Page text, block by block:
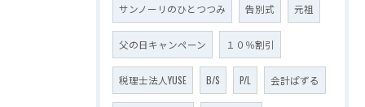
サンノーリのひとつつみ 告別式 元祖
父の日キャンペーン １０％割引
税理士法人YUSE B/S P/L 会計ぱずる